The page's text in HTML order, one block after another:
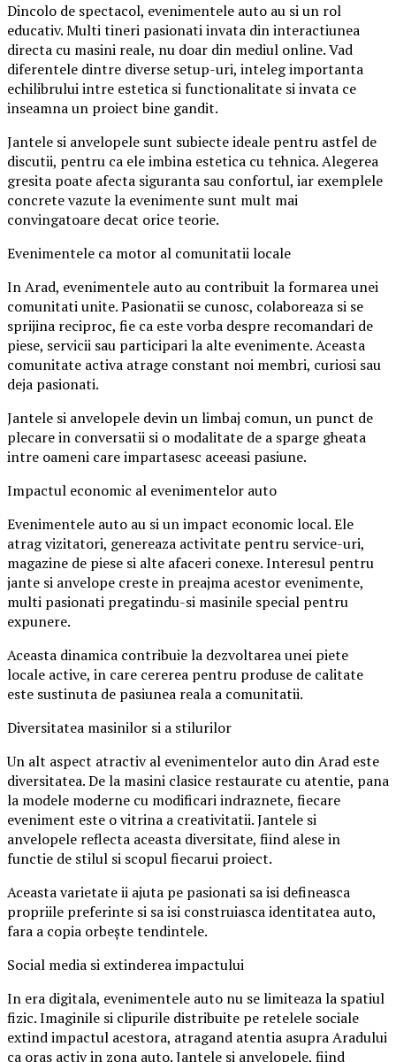
Dincolo de spectacol, evenimentele auto au si un rol
educativ. Multi tineri pasionati invata din interactiunea
directa cu masini reale, nu doar din mediul online. Vad
diferentele dintre diverse setup-uri, inteleg importanta
echilibrului intre estetica si functionalitate si invata ce
inseamna un proiect bine gandit.
Jantele si anvelopele sunt subiecte ideale pentru astfel de
discutii, pentru ca ele imbina estetica cu tehnica. Alegerea
gresita poate afecta siguranta sau confortul, iar exemplele
concrete vazute la evenimente sunt mult mai
convingatoare decat orice teorie.
Evenimentele ca motor al comunitatii locale
In Arad, evenimentele auto au contribuit la formarea unei
comunitati unite. Pasionatii se cunosc, colaboreaza si se
sprijina reciproc, fie ca este vorba despre recomandari de
piese, servicii sau participari la alte evenimente. Aceasta
comunitate activa atrage constant noi membri, curiosi sau
deja pasionati.
Jantele si anvelopele devin un limbaj comun, un punct de
plecare in conversatii si o modalitate de a sparge gheata
intre oameni care impartasesc aceeasi pasiune.
Impactul economic al evenimentelor auto
Evenimentele auto au si un impact economic local. Ele
atrag vizitatori, genereaza activitate pentru service-uri,
magazine de piese si alte afaceri conexe. Interesul pentru
jante si anvelope creste in preajma acestor evenimente,
multi pasionati pregatindu-si masinile special pentru
expunere.
Aceasta dinamica contribuie la dezvoltarea unei piete
locale active, in care cererea pentru produse de calitate
este sustinuta de pasiunea reala a comunitatii.
Diversitatea masinilor si a stilurilor
Un alt aspect atractiv al evenimentelor auto din Arad este
diversitatea. De la masini clasice restaurate cu atentie, pana
la modele moderne cu modificari indraznete, fiecare
eveniment este o vitrina a creativitatii. Jantele si
anvelopele reflecta aceasta diversitate, fiind alese in
functie de stilul si scopul fiecarui proiect.
Aceasta varietate ii ajuta pe pasionati sa isi defineasca
propriile preferinte si sa isi construiasca identitatea auto,
fara a copia orbește tendintele.
Social media si extinderea impactului
In era digitala, evenimentele auto nu se limiteaza la spatiul
fizic. Imaginile si clipurile distribuite pe retelele sociale
extind impactul acestora, atragand atentia asupra Aradului
ca oras activ in zona auto. Jantele si anvelopele, fiind